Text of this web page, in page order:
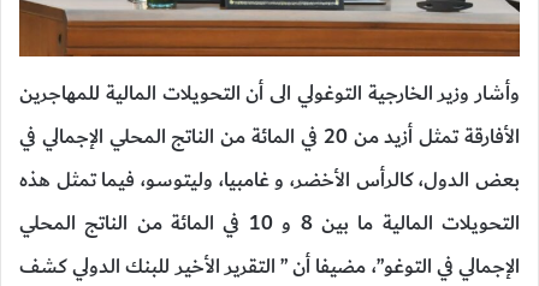
وأشار وزير الخارجية التوغولي الى أن التحويلات المالية للمهاجرين
الأفارقة تمثل أزيد من 20 في المائة من الناتج المحلي الإجمالي في
بعض الدول، كالرأس الأخضر، و غامبيا، وليتوسو، فيما تمثل هذه
التحويلات المالية ما بين 8 و 10 في المائة من الناتج المحلي
الإجمالي في التوغو”، مضيفا أن ” التقرير الأخير للبنك الدولي كشف